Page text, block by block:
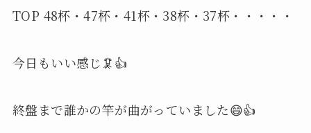
TOP 48杯・47杯・41杯・38杯・37杯・・・・・
今日もいい感じ🦑👍
終盤まで誰かの竿が曲がっていました😄👍